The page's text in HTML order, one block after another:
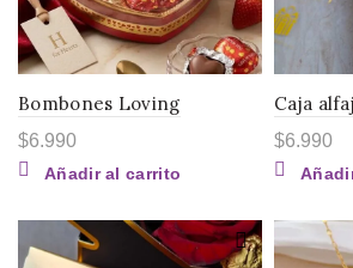
Bombones Loving
$6.990
Añadir al carrito
Caja
$6.990